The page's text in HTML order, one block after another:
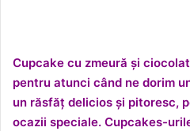
Cupcake cu zmeură și
pentru atunci când ne dorim
un răsfăț delicios și pitoresc,
ocazii speciale. Cupcakes-